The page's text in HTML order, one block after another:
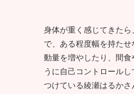
身体が重く感じてきた
で、ある程度幅を持た
動量を増やしたり、間
うに自己コントロール
つけている綾瀬はるか